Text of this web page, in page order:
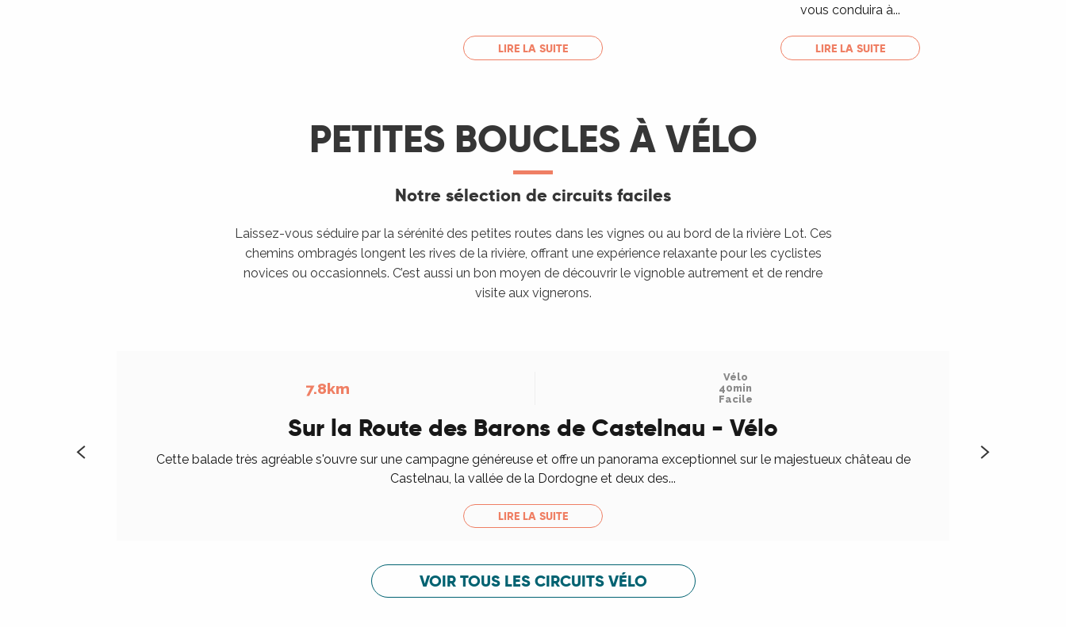
LIRE LA SUITE
vous conduira à...
LIRE LA SUITE
PETITES BOUCLES À VÉLO
Notre sélection de circuits faciles
Laissez-vous séduire par la sérénité des petites routes dans les vignes ou au bord de la rivière Lot. Ces
chemins ombragés longent les rives de la rivière, offrant une expérience relaxante pour les cyclistes
novices ou occasionnels. C’est aussi un bon moyen de découvrir le vignoble autrement et de rendre
visite aux vignerons.
7.8km
Vélo
40min
Facile
Sur la Route des Barons de Castelnau - Vélo
Cette balade très agréable s'ouvre sur une campagne généreuse et offre un panorama exceptionnel sur le majestueux château de
Castelnau, la vallée de la Dordogne et deux des...
LIRE LA SUITE
Entre
VOIR TOUS LES CIRCUITS VÉLO